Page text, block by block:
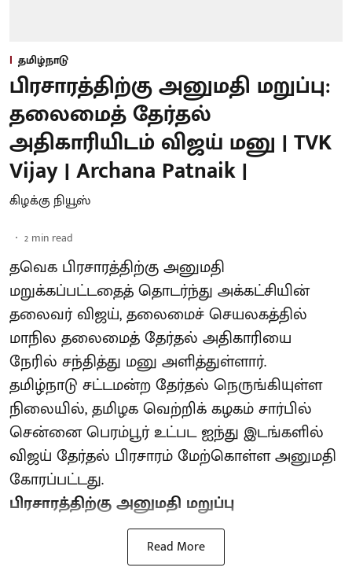
தமிழ்நாடு
பிரசாரத்திற்கு அனுமதி மறுப்பு:
தலைமைத் தேர்தல்
அதிகாரியிடம் விஜய் மனு | TVK
Vijay | Archana Patnaik |
கிழக்கு நியூஸ்
2 min read
தவெக பிரசாரத்திற்கு அனுமதி
மறுக்கப்பட்டதைத் தொடர்ந்து அக்கட்சியின்
தலைவர் விஜய், தலைமைச் செயலகத்தில்
மாநில தலைமைத் தேர்தல் அதிகாரியை
நேரில் சந்தித்து மனு அளித்துள்ளார்.
தமிழ்நாடு சட்டமன்ற தேர்தல் நெருங்கியுள்ள
நிலையில், தமிழக வெற்றிக் கழகம் சார்பில்
சென்னை பெரம்பூர் உட்பட ஐந்து இடங்களில்
விஜய் தேர்தல் பிரசாரம் மேற்கொள்ள அனுமதி
கோரப்பட்டது.
பிரசாரத்திற்கு அனுமதி மறுப்பு
Read More